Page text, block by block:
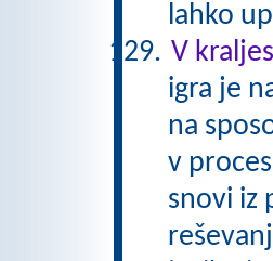
lahko
V
igra je
na
v
snovi iz